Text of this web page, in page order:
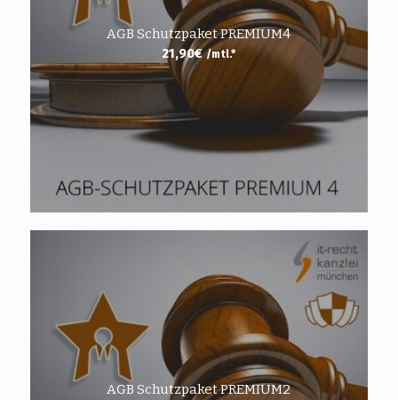
AGB Schutzpaket PREMIUM4
21,90€ /mtl.*
AGB Schutzpaket PREMIUM2